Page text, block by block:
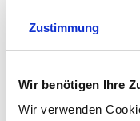
Zustimmung
Wir benötigen Ihre
Wir verwenden